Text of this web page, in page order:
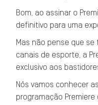
Bom, ao assinar o
definitivo para uma
Mas não pense que
canais de esporte, a
exclusivo aos
Nós vamos conhecer
programação Premiere